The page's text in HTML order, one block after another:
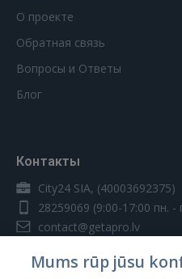
О проекте
Обратная связь
Вопросы и Ответы
Блог
Контакты
City24 SIA, (40003692375)
28259069 (9:00-17:00 пн. -
contact@getapro.lv
Mums rūp jūsu